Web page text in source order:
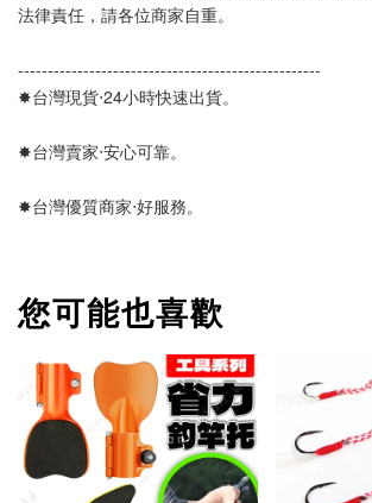
法律責任，請各位商家自重。
---------------------------------------------------
✸台灣現貨‧24小時快速出貨。
✸台灣賣家‧安心可靠。
✸台灣優質商家‧好服務。
您可能也喜歡